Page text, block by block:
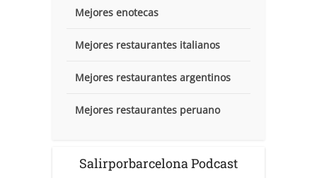
Mejores enotecas
Mejores restaurantes italianos
Mejores restaurantes argentinos
Mejores restaurantes peruano
Salirporbarcelona Podcast